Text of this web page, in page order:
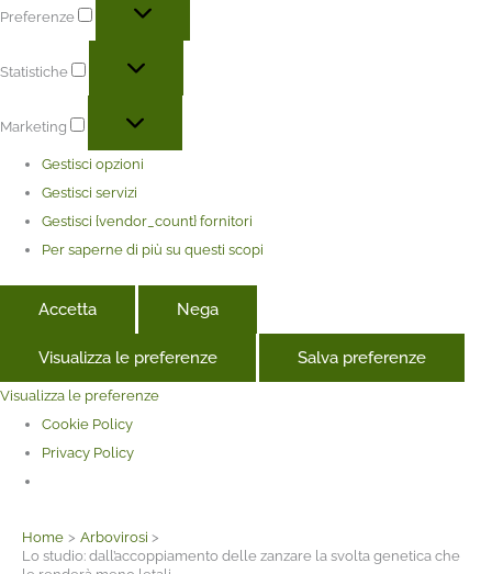
Preferenze
Statistiche
Marketing
Gestisci opzioni
Gestisci servizi
Gestisci {vendor_count} fornitori
Per saperne di più su questi scopi
Accetta Nega
Visualizza le preferenze Salva preferenze
Visualizza le preferenze
Cookie Policy
Privacy Policy
Home
Arbovirosi
Lo studio: dall’accoppiamento delle zanzare la svolta genetica che